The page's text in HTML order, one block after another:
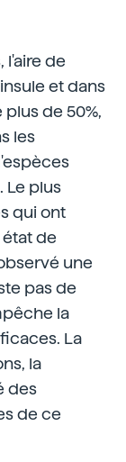
l'aire de
et dans
de 50%,
les
Le plus
qui ont
de
une
pas de
la
La
la
des
de ce